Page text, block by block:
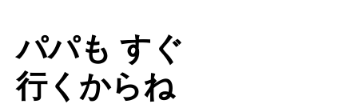
パパも すぐ
行くからね